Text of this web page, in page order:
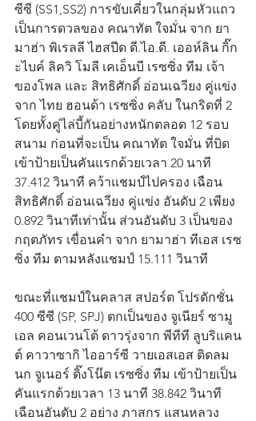
ซีซี (SS1,SS2) การขับเคี่ยวในกลุ่มหัวแถว
เป็นการดวลของ คณาทัต ใจมั่น จาก ยา
มาฮ่า พิเรลลี ไฮสปีด ดี.ไอ.ดี. เออห์ลิน กิ๊ก
ะไบค์ ลิควิ โมลี เคเอ็นบี เรซซิ่ง ทีม เจ้า
ของโพล และ สิทธิศักดิ์ อ่อนเฉวียง คู่แข่ง
จาก ไทย ฮอนด้า เรซซิ่ง คลับ ในกริดที่ 2
โดยทั้งคู่ไล่บี้กันอย่างหนักตลอด 12 รอบ
สนาม ก่อนที่จะเป็น คณาทัต ใจมั่น ที่บิด
เข้าป้ายเป็นคันแรกด้วยเวลา 20 นาที
37.412 วินาที คว้าแชมป์ไปครอง เฉือน
สิทธิศักดิ์ อ่อนเฉวียง คู่แข่ง อันดับ 2 เพียง
0.892 วินาทีเท่านั้น ส่วนอันดับ 3 เป็นของ
กฤตภัทร เขื่อนคำ จาก ยามาฮ่า ทีเอส เรซ
ซิ่ง ทีม ตามหลังแชมป์ 15.111 วินาที
ขณะที่แชมป์ในคลาส สปอร์ต โปรดักชั่น
400 ซีซี (SP, SPJ) ตกเป็นของ จูเนียร์ ซามู
เอล คอนเวนโต้ ดาวรุ่งจาก พีทีที ลูบริแคน
ต์ คาวาซากิ ไออาร์ซี วายเอสเอส ติดลม
นก จูเนอร์ ติ๊งโน๊ต เรซซิ่ง ทีม เข้าป้ายเป็น
คันแรกด้วยเวลา 13 นาที 38.842 วินาที
เฉือนอันดับ 2 อย่าง ภาสกร แสนหลวง